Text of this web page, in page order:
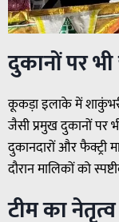
दुकानों पर भी
कूकड़ा इलाके में
जैसी प्रमुख दुकानों पर
दुकानदारों और
दौरान मालिकों को
टीम का